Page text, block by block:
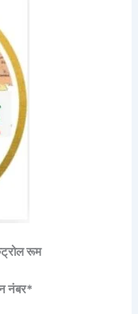
रूम
नंबर*